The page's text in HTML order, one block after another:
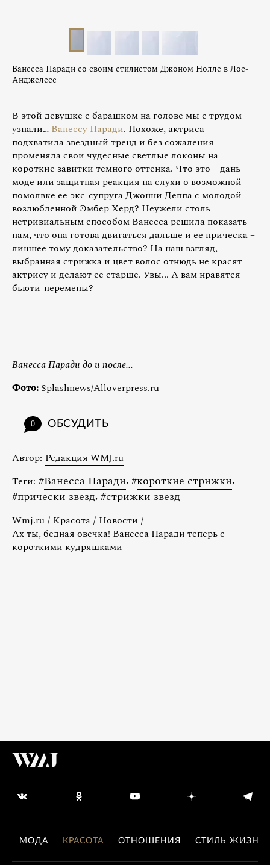
Ванесса Паради со своим стилистом Джоном Нолле в Лос-
Анджелесе
В этой девушке с барашком на голове мы с трудом
узнали…Ванессу Паради. Похоже, актриса
подхватила звездный тренд и без сожаления
променяла свои чудесные светлые локоны на
короткие завитки темного оттенка. Что это – дань
моде или защитная реакция на слухи о возможной
помолвке ее экс-супруга Джонни Деппа с молодой
возлюбленной Эмбер Херд? Неужели столь
нетривиальным способом Ванесса решила показать
нам, что она готова двигаться дальше и ее прическа –
лишнее тому доказательство? На наш взгляд,
выбранная стрижка и цвет волос отнюдь не красят
актрису и делают ее старше. Увы... А вам нравятся
бьюти-перемены?
Ванесса Паради до и после...
Фото: Splashnews/Alloverpress.ru
0 ОБСУДИТЬ
Автор: Редакция WMJ.ru
Теги: #Ванесса Паради, #короткие стрижки,
#прически звезд, #стрижки звезд
Wmj.ru / Красота / Новости /
Ах ты, бедная овечка! Ванесса Паради теперь с
короткими кудряшками
МОДА КРАСОТА ОТНОШЕНИЯ СТИЛЬ ЖИЗНИ